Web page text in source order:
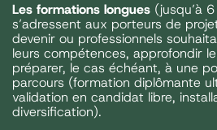
Les formations longues (jusqu’à
s’adressent aux porteurs de
devenir ou professionnels
leurs compétences, approfondir
préparer, le cas échéant, à une
parcours (formation diplômante
validation en candidat libre,
diversification).